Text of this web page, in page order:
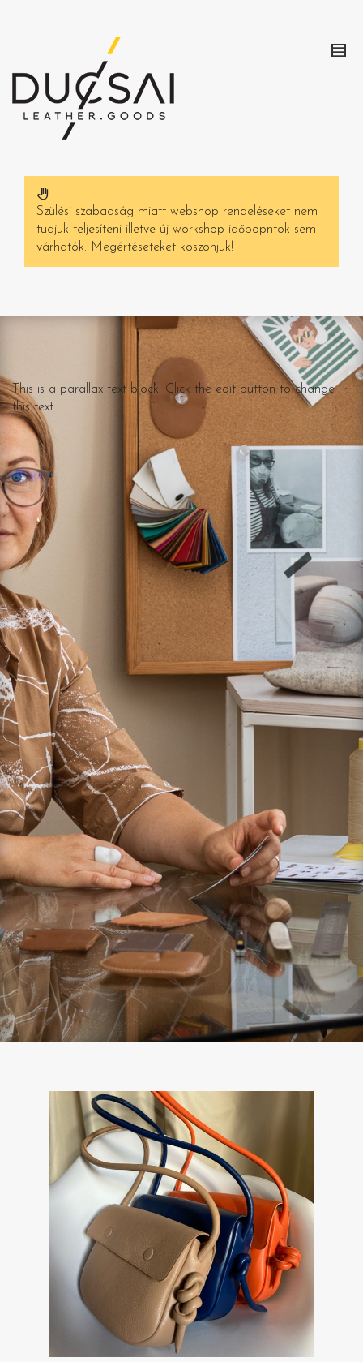
Szülési szabadság miatt webshop rendeléseket nem
tudjuk teljesíteni illetve új workshop időpopntok sem
várhatók. Megértéseteket köszönjük!
This is a parallax text block. Click the edit button to change
this text.